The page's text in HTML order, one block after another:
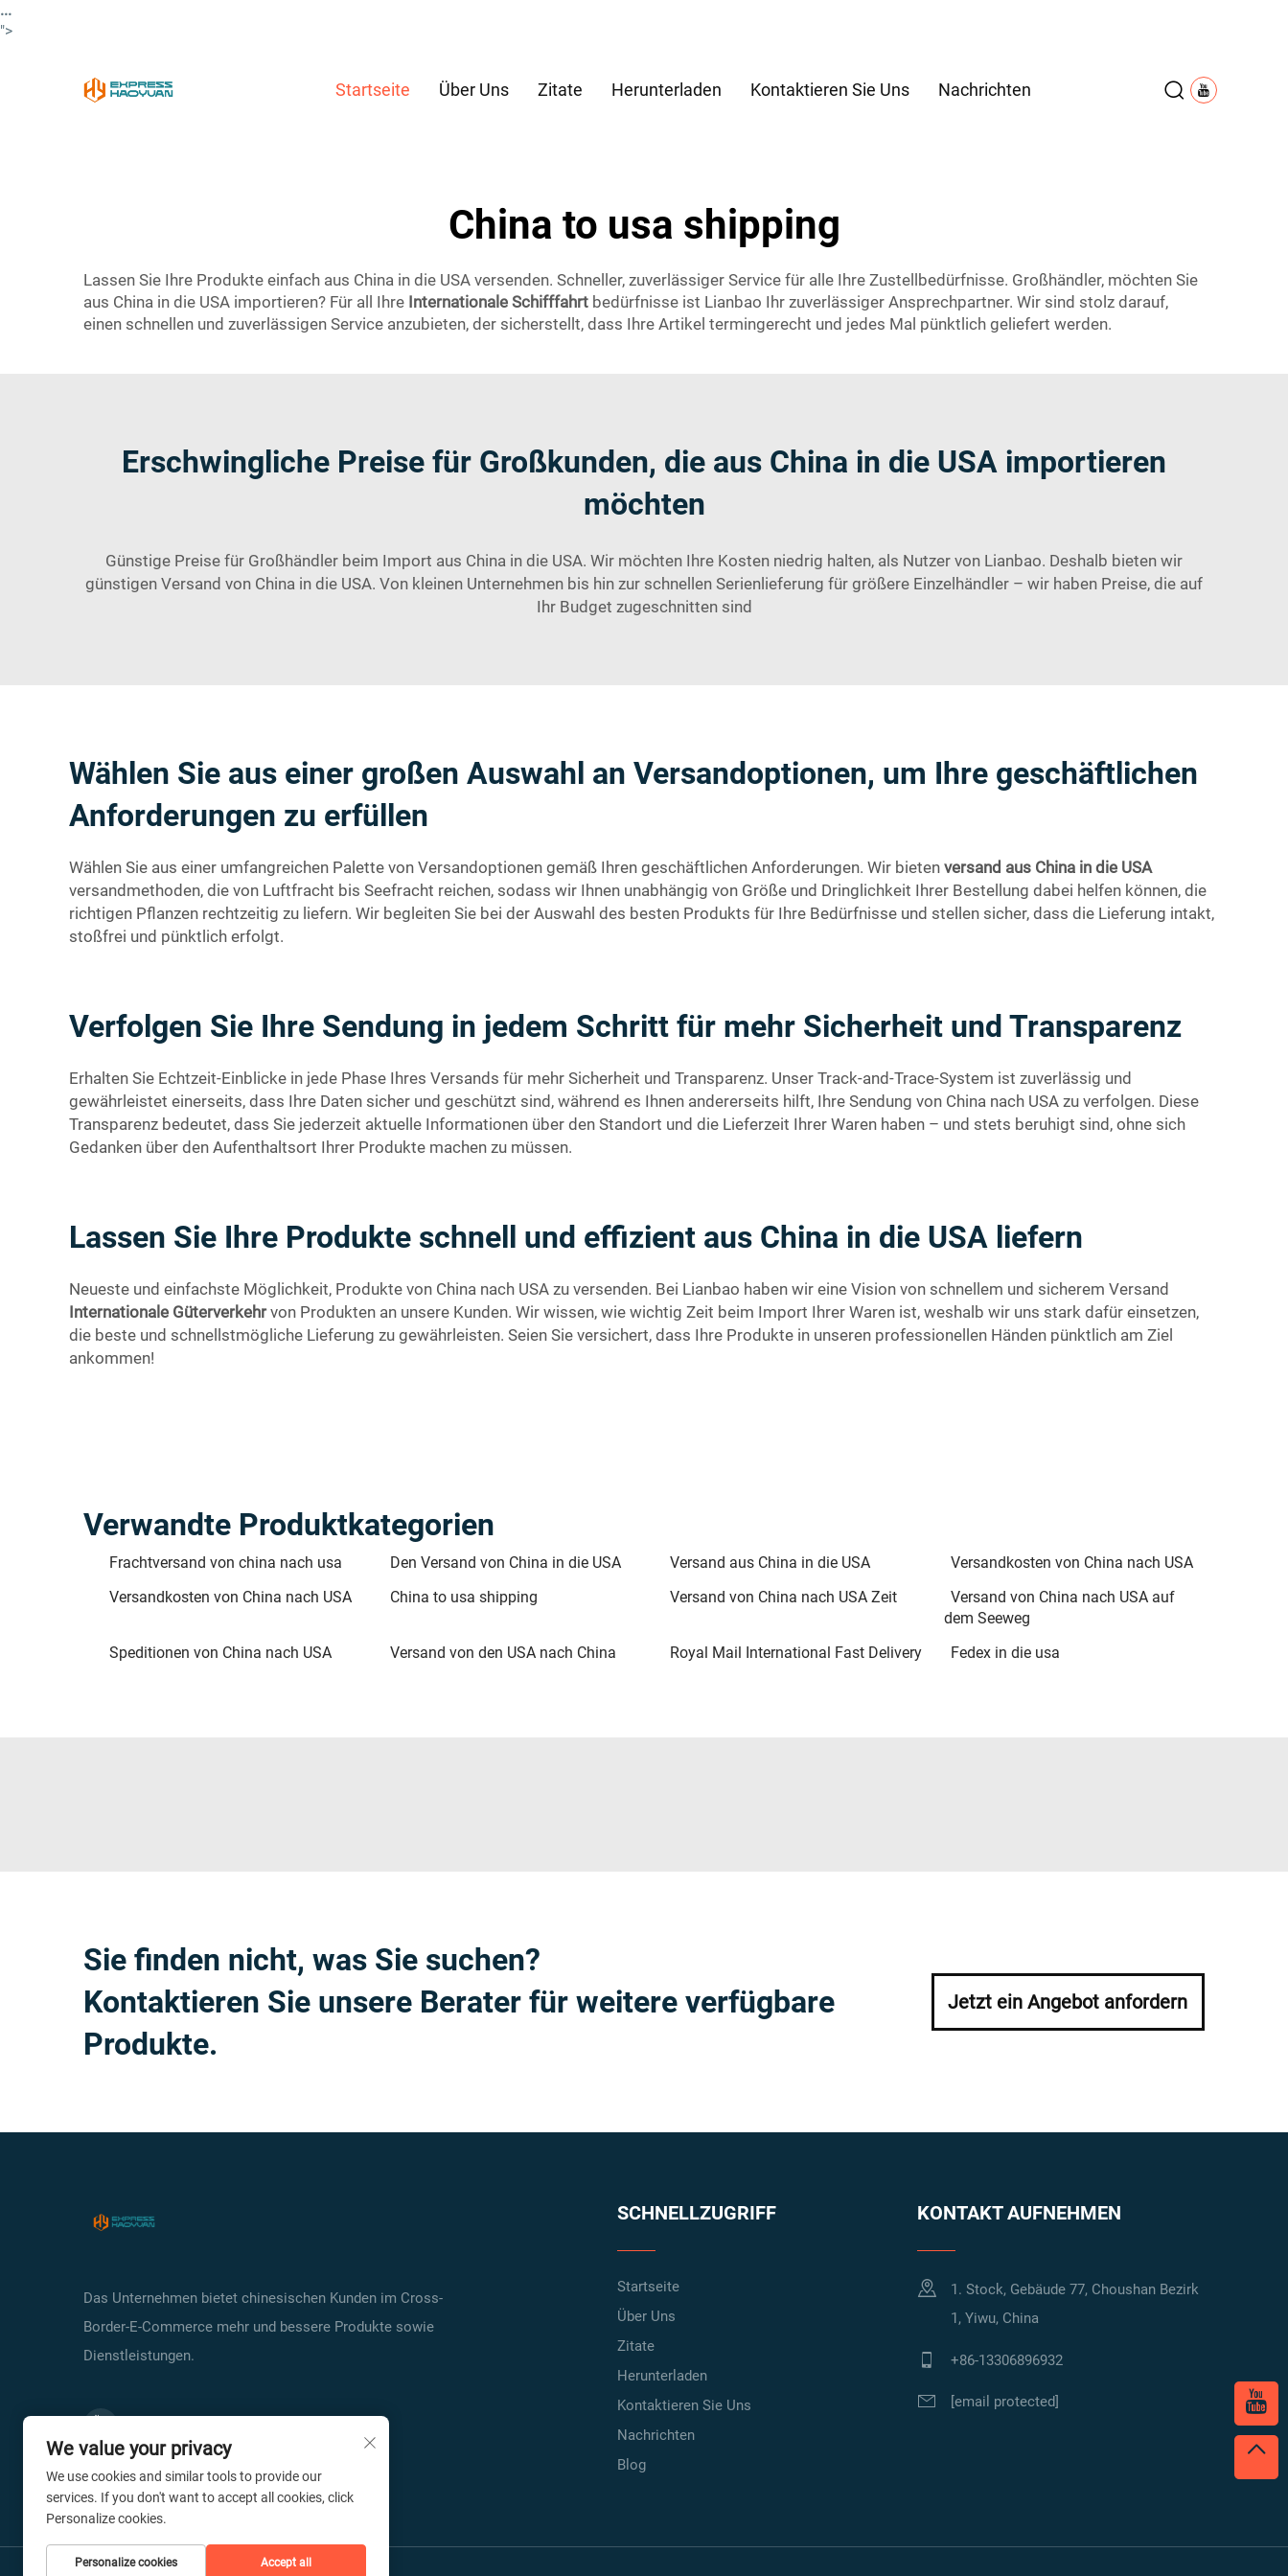
...
">
Startseite Über Uns Zitate Herunterladen Kontaktieren Sie Uns Nachrichten
China to usa shipping
Lassen Sie Ihre Produkte einfach aus China in die USA versenden. Schneller, zuverlässiger Service für alle Ihre Zustellbedürfnisse. Großhändler, möchten Sie
aus China in die USA importieren? Für all Ihre Internationale Schifffahrt bedürfnisse ist Lianbao Ihr zuverlässiger Ansprechpartner. Wir sind stolz darauf,
einen schnellen und zuverlässigen Service anzubieten, der sicherstellt, dass Ihre Artikel termingerecht und jedes Mal pünktlich geliefert werden.
Erschwingliche Preise für Großkunden, die aus China in die USA importieren
möchten
Günstige Preise für Großhändler beim Import aus China in die USA. Wir möchten Ihre Kosten niedrig halten, als Nutzer von Lianbao. Deshalb bieten wir
günstigen Versand von China in die USA. Von kleinen Unternehmen bis hin zur schnellen Serienlieferung für größere Einzelhändler – wir haben Preise, die auf
Ihr Budget zugeschnitten sind
Wählen Sie aus einer großen Auswahl an Versandoptionen, um Ihre geschäftlichen
Anforderungen zu erfüllen
Wählen Sie aus einer umfangreichen Palette von Versandoptionen gemäß Ihren geschäftlichen Anforderungen. Wir bieten versand aus China in die USA
versandmethoden, die von Luftfracht bis Seefracht reichen, sodass wir Ihnen unabhängig von Größe und Dringlichkeit Ihrer Bestellung dabei helfen können, die
richtigen Pflanzen rechtzeitig zu liefern. Wir begleiten Sie bei der Auswahl des besten Produkts für Ihre Bedürfnisse und stellen sicher, dass die Lieferung intakt,
stoßfrei und pünktlich erfolgt.
Verfolgen Sie Ihre Sendung in jedem Schritt für mehr Sicherheit und Transparenz
Erhalten Sie Echtzeit-Einblicke in jede Phase Ihres Versands für mehr Sicherheit und Transparenz. Unser Track-and-Trace-System ist zuverlässig und
gewährleistet einerseits, dass Ihre Daten sicher und geschützt sind, während es Ihnen andererseits hilft, Ihre Sendung von China nach USA zu verfolgen. Diese
Transparenz bedeutet, dass Sie jederzeit aktuelle Informationen über den Standort und die Lieferzeit Ihrer Waren haben – und stets beruhigt sind, ohne sich
Gedanken über den Aufenthaltsort Ihrer Produkte machen zu müssen.
Lassen Sie Ihre Produkte schnell und effizient aus China in die USA liefern
Neueste und einfachste Möglichkeit, Produkte von China nach USA zu versenden. Bei Lianbao haben wir eine Vision von schnellem und sicherem Versand
Internationale Güterverkehrvon Produkten an unsere Kunden. Wir wissen, wie wichtig Zeit beim Import Ihrer Waren ist, weshalb wir uns stark dafür einsetzen,
die beste und schnellstmögliche Lieferung zu gewährleisten. Seien Sie versichert, dass Ihre Produkte in unseren professionellen Händen pünktlich am Ziel
ankommen!
Verwandte Produktkategorien
Frachtversand von china nach usa Den Versand von China in die USA Versand aus China in die USA
Versandkosten von China nach USA
Versandkosten von China nach USA
China to usa shipping Versand von China nach USA Zeit
Versand von China nach USA auf
dem Seeweg
Speditionen von China nach USA
Versand von den USA nach China Royal Mail International Fast Delivery Fedex in die usa
Sie finden nicht, was Sie suchen?
Kontaktieren Sie unsere Berater für weitere verfügbare
Produkte.
Jetzt ein Angebot anfordern
Das Unternehmen bietet chinesischen Kunden im Cross-
Border-E-Commerce mehr und bessere Produkte sowie
Dienstleistungen.
SCHNELLZUGRIFF
Startseite
Über Uns
Zitate
Herunterladen
Kontaktieren Sie Uns
Nachrichten
Blog
KONTAKT AUFNEHMEN
1. Stock, Gebäude 77, Choushan Bezirk
1, Yiwu, China
+86-13306896932
[email protected]
We value your privacy
We use cookies and similar tools to provide our
services. If you don't want to accept all cookies, click
Personalize cookies.
Personalize cookies Accept all